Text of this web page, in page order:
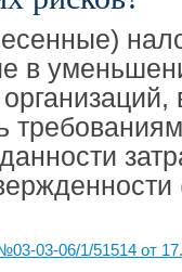
в
03-06/1/51514 от